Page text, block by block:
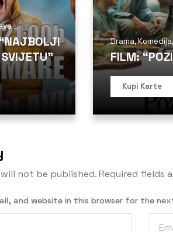
Drama,Komedija
FILM:
Kupi Karte
will not be published.Required fields
and website in this browser for the